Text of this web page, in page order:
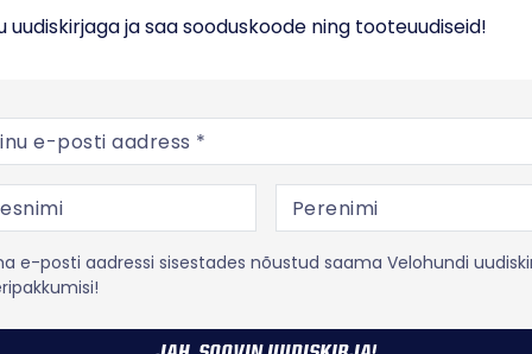
ja rattakompuutrid
valikust leiad enda rattale kella GPS ühendusega
välja. Hinnavahemik ja ka võimaluste
uudiskirjaga ja saa sooduskoode ning tooteuudiseid!
aadress
e-posti aadressi sisestades nõustud saama Velohundi